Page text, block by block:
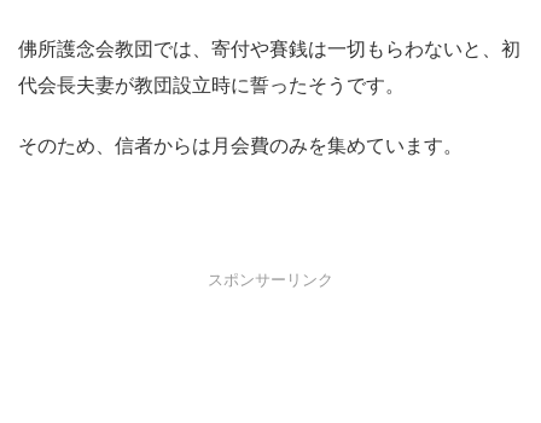
佛所護念会教団では、寄付や賽銭は一切もらわないと、初
代会長夫妻が教団設立時に誓ったそうです。
そのため、信者からは月会費のみを集めています。
スポンサーリンク